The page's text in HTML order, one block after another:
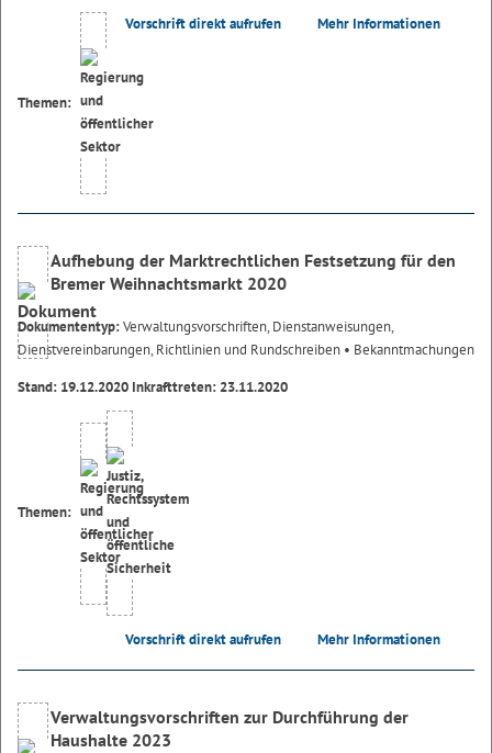
Themen:
Vorschrift direkt aufrufen Mehr Informationen
Aufhebung der Marktrechtlichen Festsetzung für den
Bremer Weihnachtsmarkt 2020
Dokumententyp:Verwaltungsvorschriften, Dienstanweisungen,
Dienstvereinbarungen, Richtlinien und Rundschreiben • Bekanntmachungen
Stand: 19.12.2020 Inkrafttreten: 23.11.2020
Themen:
Vorschrift direkt aufrufen Mehr Informationen
Verwaltungsvorschriften zur Durchführung der
Haushalte 2023